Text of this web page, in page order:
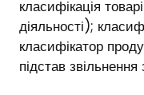
класифікація
діяльності);
класифікатор
підстав